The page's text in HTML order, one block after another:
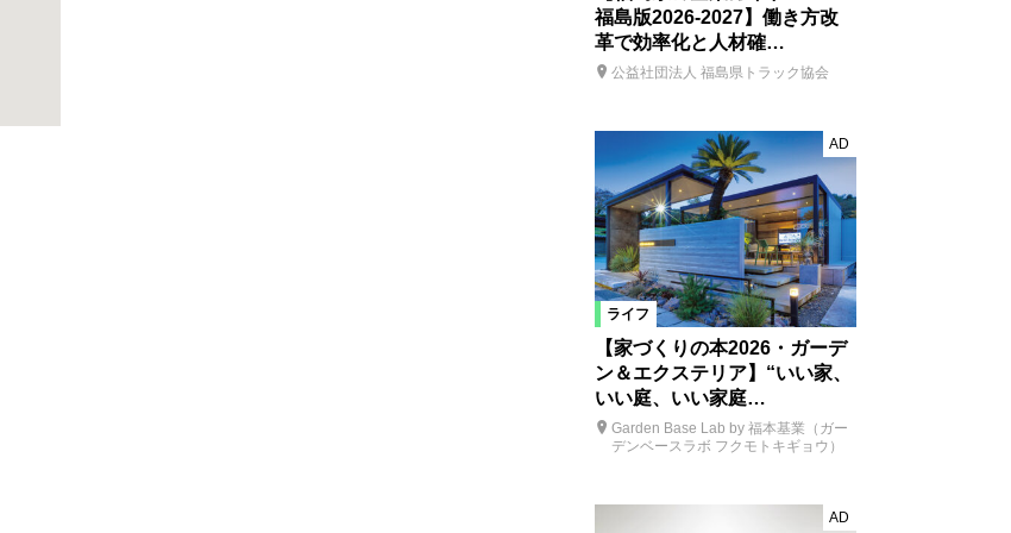
福島版2026-2027】働き方改
革で効率化と人材確…
公益社団法人 福島県トラック協会
ライフ
AD
【家づくりの本2026・ガーデ
ン＆エクステリア】“いい家、
いい庭、いい家庭…
Garden Base Lab by 福本基業（ガー
デンベースラボ フクモトキギョウ）
AD